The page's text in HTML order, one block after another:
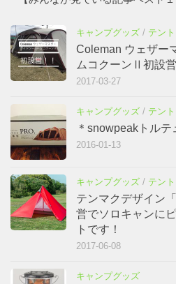
キャンプグッズ / テント
Coleman ウェザー
ムコクーンⅡ初設営
2017-03-27
キャンプグッズ / テント
＊snowpeakトルテ
2016-01-13
キャンプグッズ / テント
テンマクデザイン
営でソロキャンに
トです！
2017-06-08
キャンプグッズ